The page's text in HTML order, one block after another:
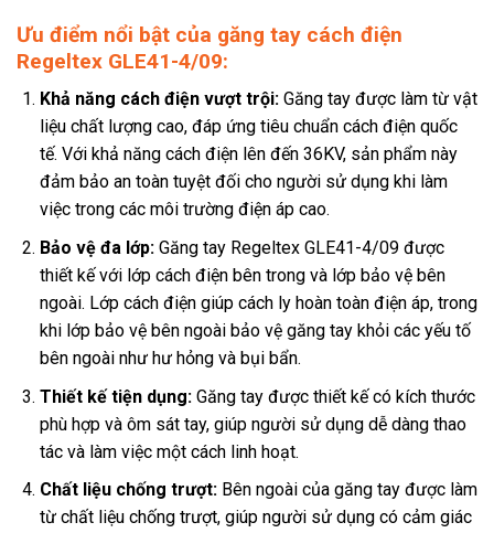
Ưu điểm nổi bật của găng tay cách điện
Regeltex GLE41-4/09:
Khả năng cách điện vượt trội:Găng tay được làm từ vật
liệu chất lượng cao, đáp ứng tiêu chuẩn cách điện quốc
tế. Với khả năng cách điện lên đến 36KV, sản phẩm này
đảm bảo an toàn tuyệt đối cho người sử dụng khi làm
việc trong các môi trường điện áp cao.
Bảo vệ đa lớp:Găng tay Regeltex GLE41-4/09 được
thiết kế với lớp cách điện bên trong và lớp bảo vệ bên
ngoài. Lớp cách điện giúp cách ly hoàn toàn điện áp, trong
khi lớp bảo vệ bên ngoài bảo vệ găng tay khỏi các yếu tố
bên ngoài như hư hỏng và bụi bẩn.
Thiết kế tiện dụng:Găng tay được thiết kế có kích thước
phù hợp và ôm sát tay, giúp người sử dụng dễ dàng thao
tác và làm việc một cách linh hoạt.
Chất liệu chống trượt:Bên ngoài của găng tay được làm
từ chất liệu chống trượt, giúp người sử dụng có cảm giác